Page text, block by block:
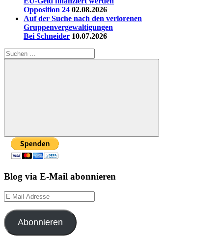
Opposition 24 02.08.2026
Auf der Suche nach den verlorenen
Gruppenvergewaltigungen
Bei Schneider 10.07.2026
Suchen
nach:
Suchen
Blog via E-Mail abonnieren
E-
Mail-
Adresse
Abonnieren